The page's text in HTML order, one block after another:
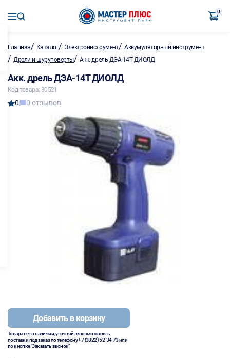
0
Главная/ Каталог/ Электроинструмент/Аккумуляторный инструмент
/ Дрели и шуруповерты/ Акк. дрель ДЭА-14T ДИОЛД
Акк. дрель ДЭА-14T ДИОЛД
Код товара: 30521
0 0 отзывов
Добавить в корзину
Товара нет в наличии, уточняйте возможность
поставки под заказ по телефону+7 (3822) 52-34-73или
по кнопке "Заказать звонок"